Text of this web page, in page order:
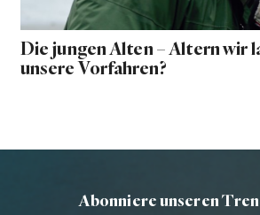
Die jungen Alten – Altern wir
unsere Vorfahren?
Abonniere unseren